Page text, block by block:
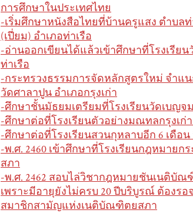
การศึกษาในประเทศไทย
-เริ่มศึกษาหนังสือไทยที่บ้านครูแสง ตำบล
(เปี่ยม) อำเภอท่าเรือ
-อ่านออกเขียนได้แล้วเข้าศึกษาที่โรงเรีย
ท่าเรือ
-กระทรวงธรรมการจัดหลักสูตรใหม่ จำแ
วัดศาลาปูน อำเภอกรุงเก่า
-ศึกษาชั้นมัธยมเตรียมที่โรงเรียนวัดเบญจ
-ศึกษาต่อที่โรงเรียนตัวอย่างมณทลกรุงเก่
-ศึกษาต่อที่โรงเรียนสวนกุหลาบอีก 6 เดือ
-พ.ศ. 2460 เข้าศึกษาที่โรงเรียนกฎหมาย
สภา
-พ.ศ. 2462 สอบไล่วิชากฎหมายชันเนติบั
เพราะมีอายุยังไม่ครบ 20 ปีบริบูรณ์ ต้องร
สมาชิกสามัญแห่งเนติบัณฑิตยสภา